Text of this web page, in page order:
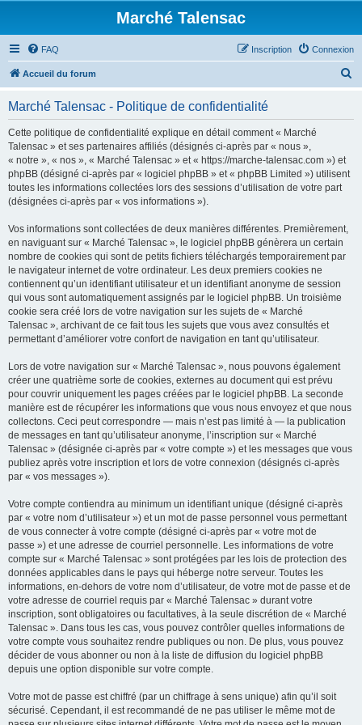
Marché Talensac
FAQ Connexion
Inscription
Accueil du forum
Marché Talensac - Politique de confidentialité
Cette politique de confidentialité explique en détail comment « Marché
Talensac » et ses partenaires affiliés (désignés ci-après par « nous »,
« notre », « nos », « Marché Talensac » et « https://marche-talensac.com ») et
phpBB (désigné ci-après par « logiciel phpBB » et « phpBB Limited ») utilisent
toutes les informations collectées lors des sessions d’utilisation de votre part
(désignées ci-après par « vos informations »).
Vos informations sont collectées de deux manières différentes. Premièrement,
en naviguant sur « Marché Talensac », le logiciel phpBB génèrera un certain
nombre de cookies qui sont de petits fichiers téléchargés temporairement par
le navigateur internet de votre ordinateur. Les deux premiers cookies ne
contiennent qu’un identifiant utilisateur et un identifiant anonyme de session
qui vous sont automatiquement assignés par le logiciel phpBB. Un troisième
cookie sera créé lors de votre navigation sur les sujets de « Marché
Talensac », archivant de ce fait tous les sujets que vous avez consultés et
permettant d’améliorer votre confort de navigation en tant qu’utilisateur.
Lors de votre navigation sur « Marché Talensac », nous pouvons également
créer une quatrième sorte de cookies, externes au document qui est prévu
pour couvrir uniquement les pages créées par le logiciel phpBB. La seconde
manière est de récupérer les informations que vous nous envoyez et que nous
collectons. Ceci peut correspondre — mais n’est pas limité à — la publication
de messages en tant qu’utilisateur anonyme, l’inscription sur « Marché
Talensac » (désignée ci-après par « votre compte ») et les messages que vous
publiez après votre inscription et lors de votre connexion (désignés ci-après
par « vos messages »).
Votre compte contiendra au minimum un identifiant unique (désigné ci-après
par « votre nom d’utilisateur ») et un mot de passe personnel vous permettant
de vous connecter à votre compte (désigné ci-après par « votre mot de
passe ») et une adresse de courriel personnelle. Les informations de votre
compte sur « Marché Talensac » sont protégées par les lois de protection des
données applicables dans le pays qui héberge notre serveur. Toutes les
informations, en-dehors de votre nom d’utilisateur, de votre mot de passe et de
votre adresse de courriel requis par « Marché Talensac » durant votre
inscription, sont obligatoires ou facultatives, à la seule discrétion de « Marché
Talensac ». Dans tous les cas, vous pouvez contrôler quelles informations de
votre compte vous souhaitez rendre publiques ou non. De plus, vous pouvez
décider de vous abonner ou non à la liste de diffusion du logiciel phpBB
depuis une option disponible sur votre compte.
Votre mot de passe est chiffré (par un chiffrage à sens unique) afin qu’il soit
sécurisé. Cependant, il est recommandé de ne pas utiliser le même mot de